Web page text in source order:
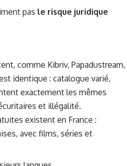
pas le risque juridique
comme Kibriv, Papadustream,
identique : catalogue varié,
exactement les mêmes
et illégalité.
existent en France :
avec films, séries et